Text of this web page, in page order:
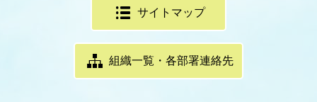
サイトマップ
組織一覧・各部署連絡先